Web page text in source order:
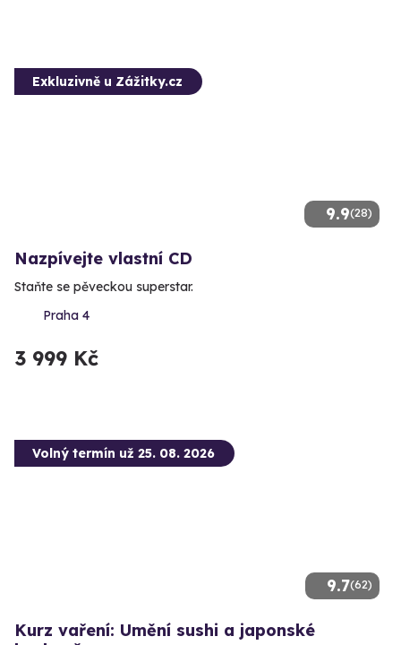
9.9(28)
Exkluzivně u Zážitky.cz
Nazpívejte vlastní CD
Staňte se pěveckou superstar.
Praha 4
3 999 Kč
9.7(62)
Volný termín už 25. 08. 2026
Kurz vaření: Umění sushi a japonské